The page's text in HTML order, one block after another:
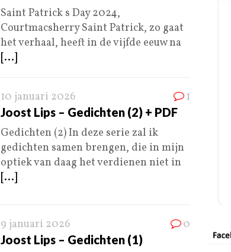
Saint Patrick s Day 2024,
Courtmacsherry Saint Patrick, zo gaat
het verhaal, heeft in de vijfde eeuw na
[...]
10 januari 2026 1
Joost Lips – Gedichten (2) + PDF
Gedichten (2) In deze serie zal ik
gedichten samen brengen, die in mijn
optiek van daag het verdienen niet in
[...]
9 januari 2026 0
Joost Lips – Gedichten (1)